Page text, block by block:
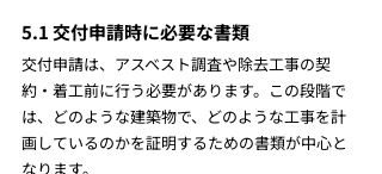
5.1 交付申請時に必要な書類
交付申請は、アスベスト調査や除去工事の契
約・着工前に行う必要があります。この段階で
は、どのような建築物で、どのような工事を計
画しているのかを証明するための書類が中心と
なります。